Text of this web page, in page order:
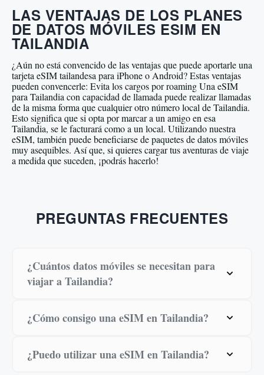
LAS VENTAJAS DE LOS PLANES
DE DATOS MÓVILES ESIM EN
TAILANDIA
¿Aún no está convencido de las ventajas que puede aportarle una
tarjeta eSIM tailandesa para iPhone o Android? Estas ventajas
pueden convencerle: Evita los cargos por roaming Una eSIM
para Tailandia con capacidad de llamada puede realizar llamadas
de la misma forma que cualquier otro número local de Tailandia.
Esto significa que si opta por marcar a un amigo en esa
Tailandia, se le facturará como a un local. Utilizando nuestra
eSIM, también puede beneficiarse de paquetes de datos móviles
muy asequibles. Así que, si quieres cargar tus aventuras de viaje
a medida que suceden, ¡podrás hacerlo!
PREGUNTAS FRECUENTES
¿Cuántos datos móviles se necesitan para
viajar a Tailandia?
¿Cómo consigo una eSIM en Tailandia?
¿Puedo utilizar una eSIM en Tailandia?